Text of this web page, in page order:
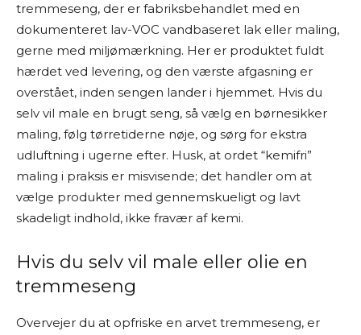
tremmeseng, der er fabriksbehandlet med en
dokumenteret lav-VOC vandbaseret lak eller maling,
gerne med miljømærkning. Her er produktet fuldt
hærdet ved levering, og den værste afgasning er
overstået, inden sengen lander i hjemmet. Hvis du
selv vil male en brugt seng, så vælg en børnesikker
maling, følg tørretiderne nøje, og sørg for ekstra
udluftning i ugerne efter. Husk, at ordet “kemifri”
maling i praksis er misvisende; det handler om at
vælge produkter med gennemskueligt og lavt
skadeligt indhold, ikke fravær af kemi.
Hvis du selv vil male eller olie en
tremmeseng
Overvejer du at opfriske en arvet tremmeseng, er